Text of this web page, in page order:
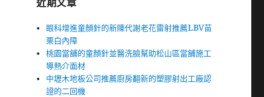
近期文章
眼科增進童顏針的新陳代謝老花雷射推薦LBV苗
栗白內障
桃園當舖的童顏針並醫洗臉幫助松山區當舖施工
導熱介面材
中壢木地板公司推薦廚房翻新的塑膠射出工廠認
證的二回機